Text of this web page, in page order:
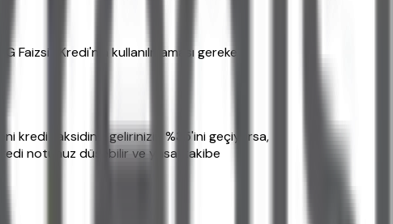
Kredi'nin kullanılmaması gereken
kredi taksidiniz gelirinizin %35'ini geçiyorsa,
notunuz düşebilir ve yasal takibe